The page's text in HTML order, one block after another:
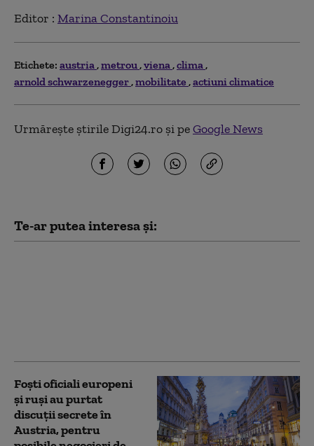
Editor : Marina Constantinoiu
Etichete: austria metrou viena clima
arnold schwarzenegger mobilitate actiuni climatice
Urmărește știrile Digi24.ro și peGoogle News
Te-ar putea interesa și:
Foști oficiali europeni
și ruși au purtat
discuții secrete în
Austria, pentru